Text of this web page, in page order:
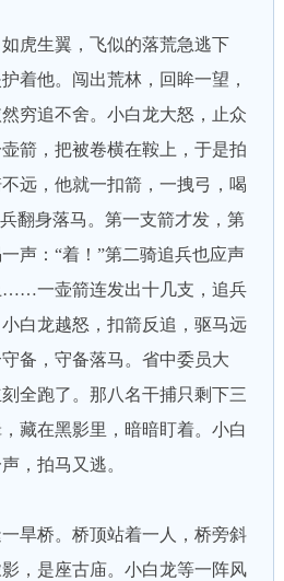
生翼，飞似的落荒急逃下
着他。闯出荒林，回眸一望，
穷追不舍。小白龙大怒，止众
箭，把被卷横在鞍上，于是拍
远，他就一扣箭，一拽弓，喝
翻身落马。第一支箭才发，第
声：“着！”第二骑追兵也应声
……一壶箭连发出十几支，追兵
白龙越怒，扣箭反追，驱马远
备，守备落马。省中委员大
全跑了。那八名干捕只剩下三
藏在黑影里，暗暗盯着。小白
，拍马又逃。
桥。桥顶站着一人，桥旁斜
，是座古庙。小白龙等一阵风